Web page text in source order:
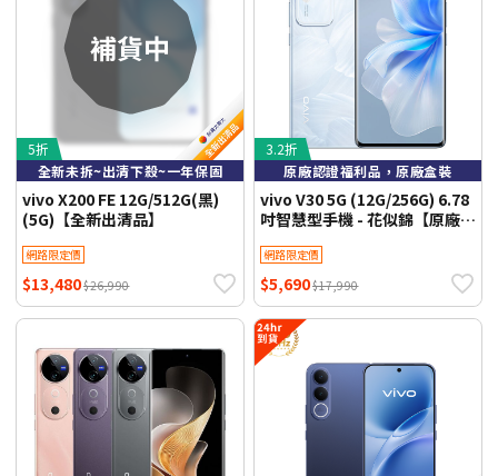
5折
全新未拆~出清下殺~一年保固
vivo X200 FE 12G/512G(黑)
(5G)【全新出清品】
網路限定價
$13,480$26,990
3.2折
原廠認證福利品，原廠盒裝
vivo V30 5G (12G/256G) 6.78
吋智慧型手機 - 花似錦【原廠認
網路限定價
$5,690$17,990